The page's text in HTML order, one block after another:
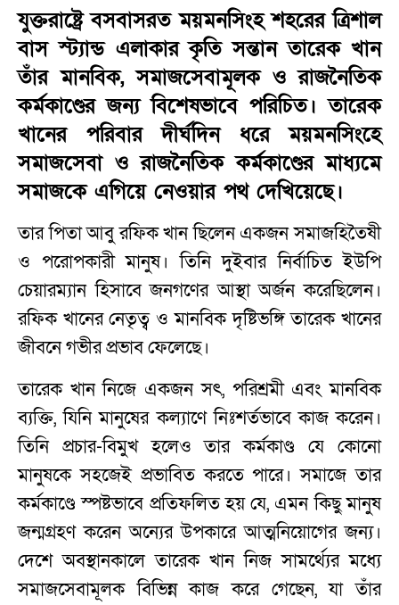
যুক্তরাষ্ট্রে বসবাসরত ময়মনসিংহ শহরের ত্রিশাল
বাস স্ট্যান্ড এলাকার কৃতি সন্তান তারেক খান
তাঁর মানবিক, সমাজসেবামূলক ও রাজনৈতিক
কর্মকাণ্ডের জন্য বিশেষভাবে পরিচিত। তারেক
খানের পরিবার দীর্ঘদিন ধরে ময়মনসিংহে
সমাজসেবা ও রাজনৈতিক কর্মকাণ্ডের মাধ্যমে
সমাজকে এগিয়ে নেওয়ার পথ দেখিয়েছে।
তার পিতা আবু রফিক খান ছিলেন একজন সমাজহিতৈষী
ও পরোপকারী মানুষ। তিনি দুইবার নির্বাচিত ইউপি
চেয়ারম্যান হিসাবে জনগণের আস্থা অর্জন করেছিলেন।
রফিক খানের নেতৃত্ব ও মানবিক দৃষ্টিভঙ্গি তারেক খানের
জীবনে গভীর প্রভাব ফেলেছে।
তারেক খান নিজে একজন সৎ, পরিশ্রমী এবং মানবিক
ব্যক্তি, যিনি মানুষের কল্যাণে নিঃশর্তভাবে কাজ করেন।
তিনি প্রচার-বিমুখ হলেও তার কর্মকাণ্ড যে কোনো
মানুষকে সহজেই প্রভাবিত করতে পারে। সমাজে তার
কর্মকাণ্ডে স্পষ্টভাবে প্রতিফলিত হয় যে, এমন কিছু মানুষ
জন্মগ্রহণ করেন অন্যের উপকারে আত্মনিয়োগের জন্য।
দেশে অবস্থানকালে তারেক খান নিজ সামর্থ্যের মধ্যে
সমাজসেবামূলক বিভিন্ন কাজ করে গেছেন, যা তাঁর